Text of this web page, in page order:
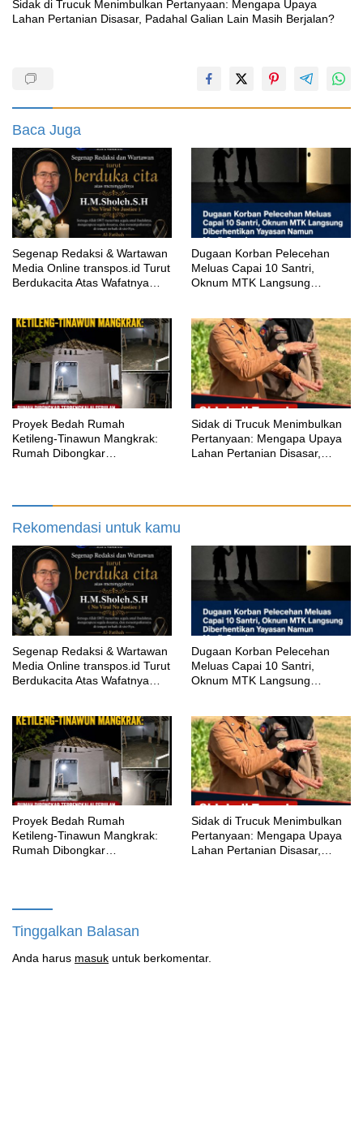
‎Sidak di Trucuk Menimbulkan Pertanyaan: Mengapa Upaya
Lahan Pertanian Disasar, Padahal Galian Lain Masih Berjalan?
Baca Juga
Segenap Redaksi & Wartawan
Media Online transpos.id Turut
Berdukacita Atas Wafatnya
‎Dugaan Korban Pelecehan
Meluas Capai 10 Santri,
Oknum MTK Langsung
Proyek Bedah Rumah
Ketileng-Tinawun Mangkrak:
Rumah Dibongkar
‎Sidak di Trucuk Menimbulkan
Pertanyaan: Mengapa Upaya
Lahan Pertanian Disasar,
Rekomendasi untuk kamu
Segenap Redaksi & Wartawan
Media Online transpos.id Turut
Berdukacita Atas Wafatnya
‎Dugaan Korban Pelecehan
Meluas Capai 10 Santri,
Oknum MTK Langsung
Proyek Bedah Rumah
Ketileng-Tinawun Mangkrak:
Rumah Dibongkar
‎Sidak di Trucuk Menimbulkan
Pertanyaan: Mengapa Upaya
Lahan Pertanian Disasar,
Tinggalkan Balasan
Anda harus masuk untuk berkomentar.